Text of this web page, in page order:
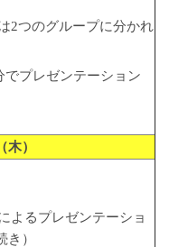
つのグループに分かれ
プレゼンテーション
木）
るプレゼンテーショ
き）